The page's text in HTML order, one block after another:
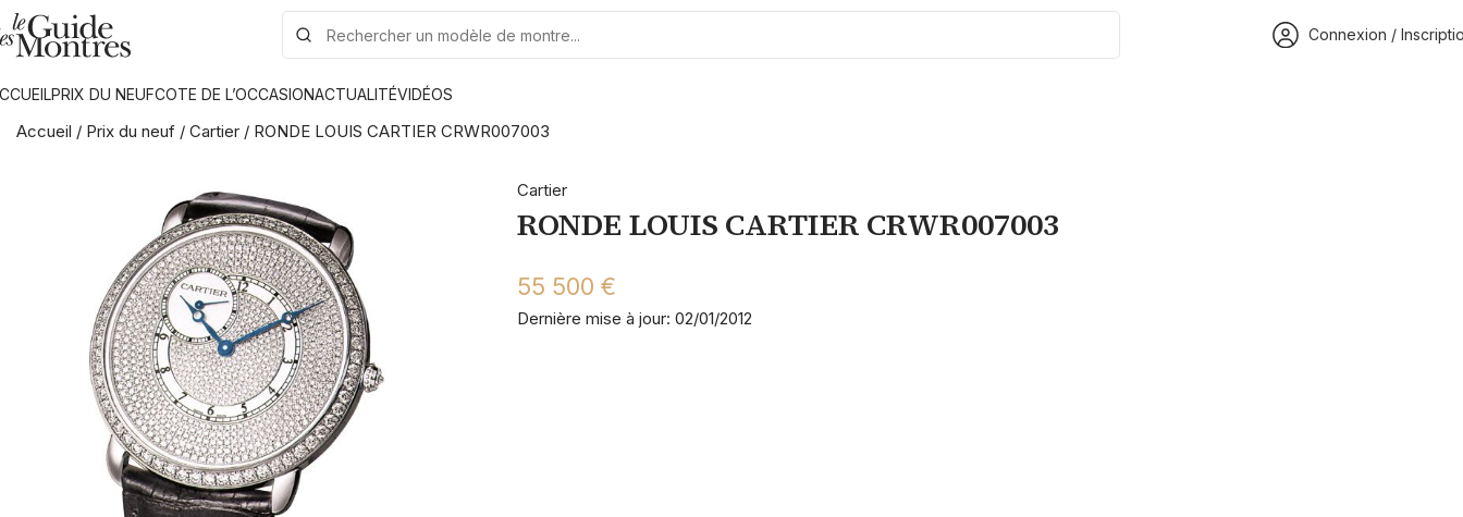
Connexion /
PRIX DU NEUFCOTE DE L’OCCASIONACTUALITÉVIDÉOS
Accueil / Prix du neuf / Cartier / RONDE LOUIS CARTIER CRWR007003
Cartier
RONDE LOUIS CARTIER CRWR007003
55 500 €
Dernière mise à jour: 02/01/2012